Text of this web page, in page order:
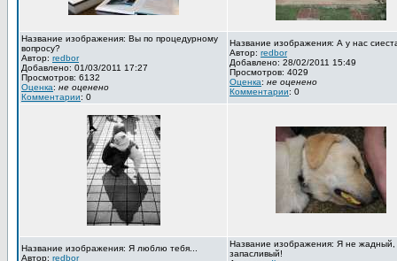
Название изображения: Вы по процедурному
вопросу?
Автор: redbor
Добавлено: 01/03/2011 17:27
Просмотров: 6132
Оценка: не оценено
Комментарии: 0
Название изображения: А у нас
Автор: redbor
Добавлено: 28/02/2011 15:49
Просмотров: 4029
Оценка: не оценено
Комментарии: 0
Название изображения: Я люблю тебя...
Автор: redbor
Название изображения: Я не жадный,
запасливый!